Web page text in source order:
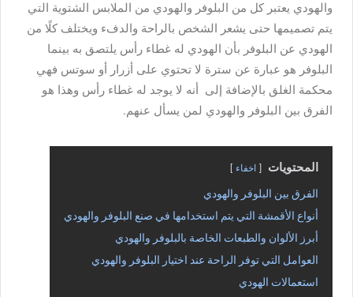
والهودي يعتبر كل من البلوفر والهودي من الملابس الشتوية التي
يتم تصميمها حتى يشعر الشخص بالراحة والدفء ويختلف كلًا من
الهودي عن البلوفر بأن الهودي له غطاء رأس يلتصق به بينما
البلوفر هو عبارة عن سترة لا تحتوي على أزرار أو سوتس فهي
محكمة الغلق بالإضافة إلى أنه لا يوجد له غطاء رأس وهذا هو
الفرق بين البلوفر والهودي لمن يسأل عنهم.
المحتويات اخفاء
الفرق بين البلوفر والهودي
أنواع الأقمشة التي يتم استخدامها في صنع البلوفر والهودي
أبرز الألوان والطبعات الخاصة بالبلوفر والهودي
العوامل التي توفر الراحة عند اختيار البلوفر والهودي
استعمالات الهودي